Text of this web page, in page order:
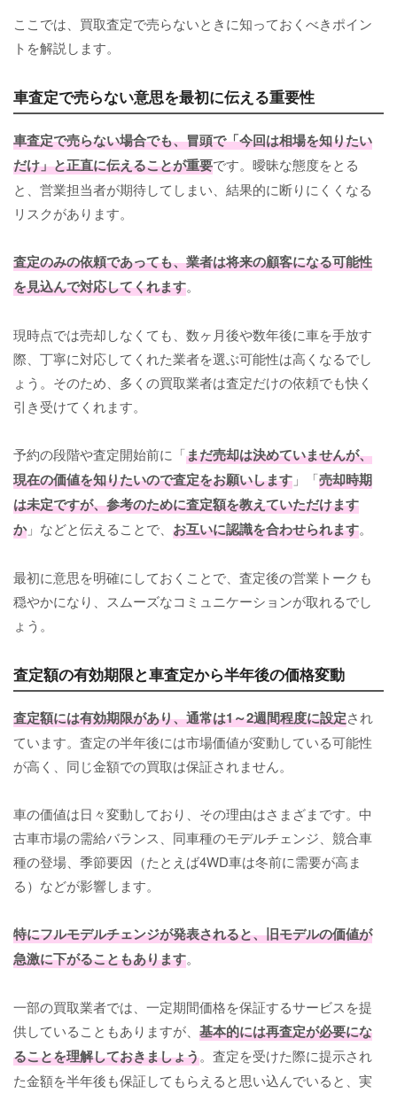
ここでは、買取査定で売らないときに知っておくべきポイン
トを解説します。
車査定で売らない意思を最初に伝える重要性
車査定で売らない場合でも、冒頭で「今回は相場を知りたい
だけ」と正直に伝えることが重要です。曖昧な態度をとる
と、営業担当者が期待してしまい、結果的に断りにくくなる
リスクがあります。
査定のみの依頼であっても、業者は将来の顧客になる可能性
を見込んで対応してくれます。
現時点では売却しなくても、数ヶ月後や数年後に車を手放す
際、丁寧に対応してくれた業者を選ぶ可能性は高くなるでし
ょう。そのため、多くの買取業者は査定だけの依頼でも快く
引き受けてくれます。
予約の段階や査定開始前に「まだ売却は決めていませんが、
現在の価値を知りたいので査定をお願いします 」「売却時期
は未定ですが、参考のために査定額を教えていただけます
か」などと伝えることで、 お互いに認識を合わせられます。
最初に意思を明確にしておくことで、査定後の営業トークも
穏やかになり、スムーズなコミュニケーションが取れるでし
ょう。
査定額の有効期限と車査定から半年後の価格変動
査定額には有効期限があり、通常は1～2週間程度に設定され
ています。査定の半年後には市場価値が変動している可能性
が高く、同じ金額での買取は保証されません。
車の価値は日々変動しており、その理由はさまざまです。中
古車市場の需給バランス、同車種のモデルチェンジ、競合車
種の登場、季節要因（たとえば4WD車は冬前に需要が高ま
る）などが影響します。
特にフルモデルチェンジが発表されると、旧モデルの価値が
急激に下がることもあります。
一部の買取業者では、一定期間価格を保証するサービスを提
供していることもありますが、 基本的には再査定が必要にな
ることを理解しておきましょう。査定を受けた際に提示され
た金額を半年後も保証してもらえると思い込んでいると、実